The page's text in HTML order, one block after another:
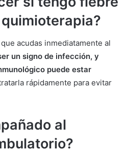
acudas inmediatamente al
un signo de infección, y
puede estar
rápidamente para evitar
al